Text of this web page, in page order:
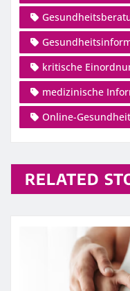
kritische
medizinische
Online-Gesundheit
RELATED